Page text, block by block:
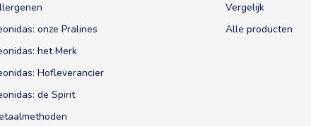
onze Pralines
het Merk
Hofleverancier
de Spirit
Vergelijk
Alle producten